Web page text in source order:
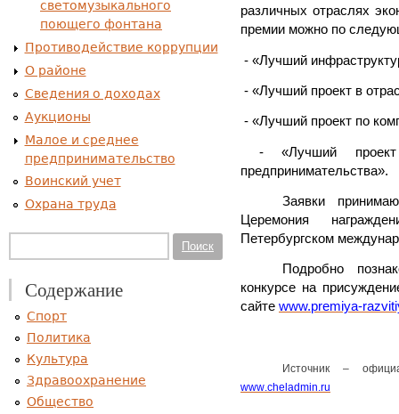
различных отраслях
премии можно по
- «Лучший
- «Лучший проект в
- «Лучший проект по
- «Лучший
предпринимательства».
Заявки
Церемония
Петербургском
Подробно
конкурсе на
сайте www.premiya-
Источник –
www cheladmin ru
светомузыкального
поющего фонтана
Противодействие коррупции
О районе
Сведения о доходах
Аукционы
Малое и среднее
предпринимательство
Воинский учет
Охрана труда
Поиск
Содержание
Спорт
Политика
Культура
Здравоохранение
Общество